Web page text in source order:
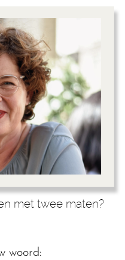
met twee maten?
woord: